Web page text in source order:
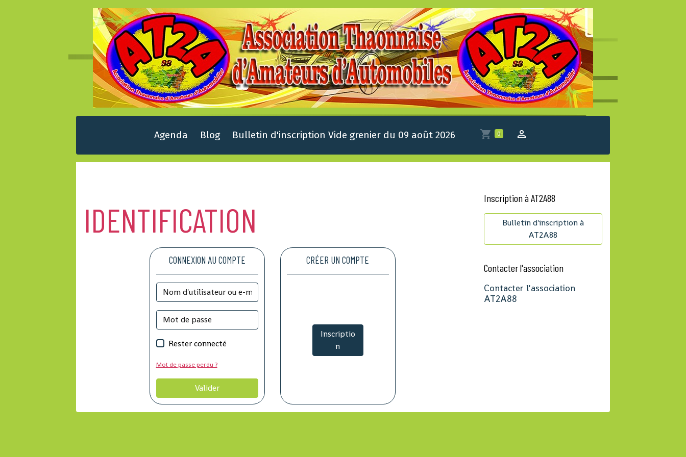
Agenda Blog Bulletin d'inscription Vide grenier du 09 août 2026 0
IDENTIFICATION
CONNEXION AU COMPTE
Rester connecté
Mot de passe perdu ?
Valider
CRÉER UN COMPTE
Inscriptio
n
Inscription à AT2A88
Bulletin d'inscription à
AT2A88
Contacter l'association
Contacter l'association
AT2A88